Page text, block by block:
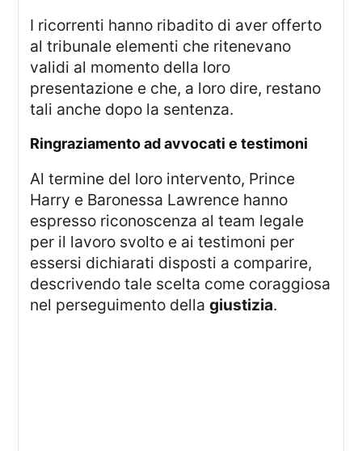
I ricorrenti hanno ribadito di aver offerto
al tribunale elementi che ritenevano
validi al momento della loro
presentazione e che, a loro dire, restano
tali anche dopo la sentenza.
ringraziamento ad avvocati e testimoni
Al termine del loro intervento, Prince
Harry e Baronessa Lawrence hanno
espresso riconoscenza al team legale
per il lavoro svolto e ai testimoni per
essersi dichiarati disposti a comparire,
descrivendo tale scelta come coraggiosa
nel perseguimento dellagiustizia.